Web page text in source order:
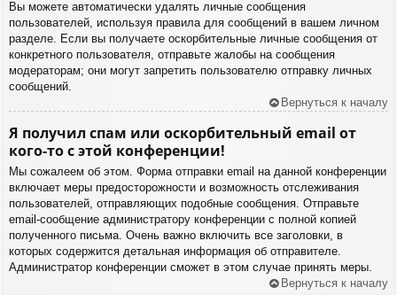
Вы можете автоматически удалять личные сообщения
пользователей, используя правила для сообщений в вашем личном
разделе. Если вы получаете оскорбительные личные сообщения от
конкретного пользователя, отправьте жалобы на сообщения
модераторам; они могут запретить пользователю отправку личных
сообщений.
Вернуться к началу
Я получил спам или оскорбительный email от
кого-то с этой конференции!
Мы сожалеем об этом. Форма отправки email на данной конференции
включает меры предосторожности и возможность отслеживания
пользователей, отправляющих подобные сообщения. Отправьте
email-сообщение администратору конференции с полной копией
полученного письма. Очень важно включить все заголовки, в
которых содержится детальная информация об отправителе.
Администратор конференции сможет в этом случае принять меры.
Вернуться к началу